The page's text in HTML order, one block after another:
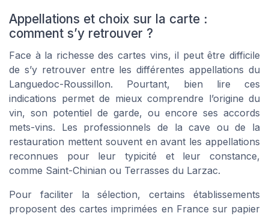
Appellations et choix sur la carte :
comment s’y retrouver ?
Face à la richesse des cartes vins, il peut être difficile
de s’y retrouver entre les différentes appellations du
Languedoc-Roussillon. Pourtant, bien lire ces
indications permet de mieux comprendre l’origine du
vin, son potentiel de garde, ou encore ses accords
mets-vins. Les professionnels de la cave ou de la
restauration mettent souvent en avant les appellations
reconnues pour leur typicité et leur constance,
comme Saint-Chinian ou Terrasses du Larzac.
Pour faciliter la sélection, certains établissements
proposent des cartes imprimées en France sur papier